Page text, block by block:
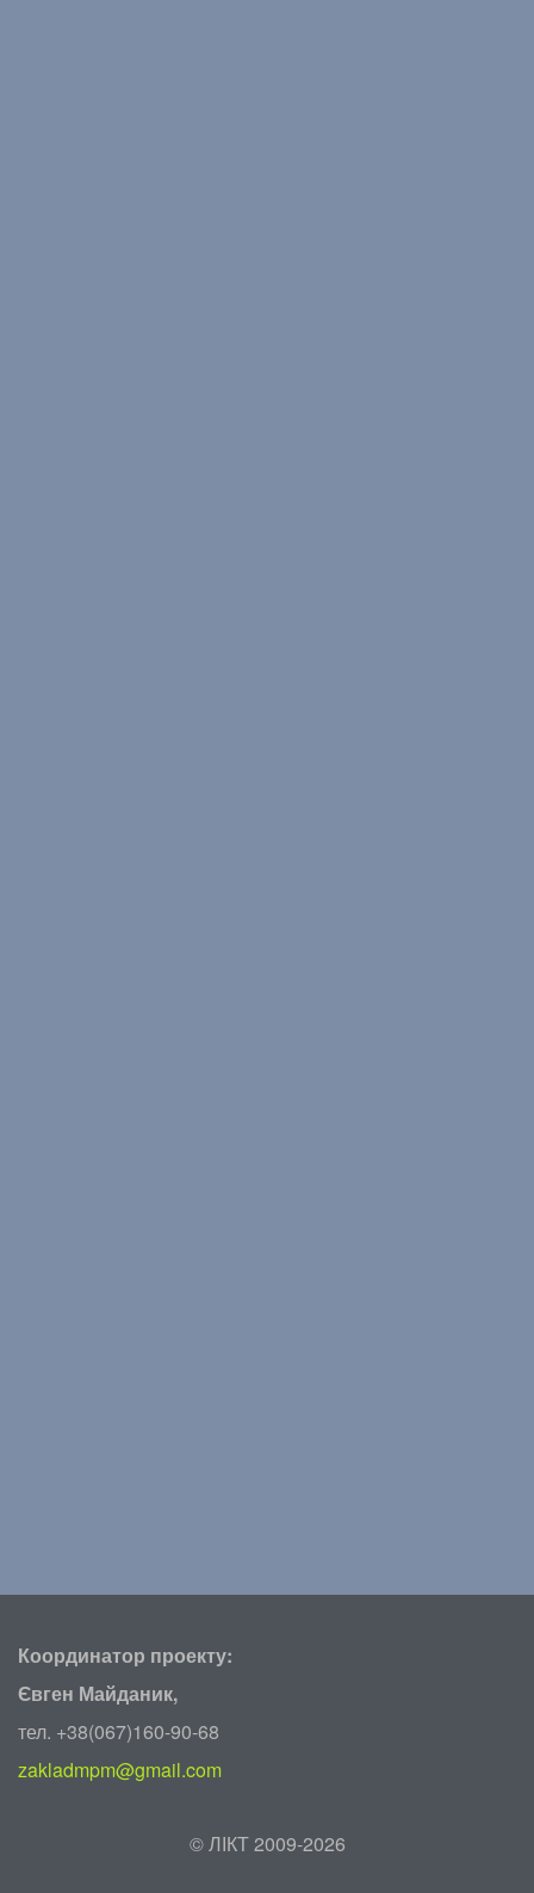
Координатор проекту:
Євген Майданик,
тел. +38(067)160-90-68
zakladmpm@gmail.com
©ЛІКТ 2009-2026